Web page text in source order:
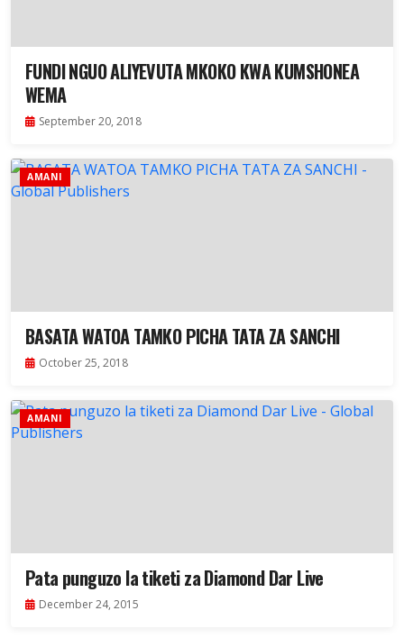
FUNDI NGUO ALIYEVUTA MKOKO KWA KUMSHONEA
WEMA
September 20, 2018
AMANI
BASATA WATOA TAMKO PICHA TATA ZA SANCHI
October 25, 2018
AMANI
Pata punguzo la tiketi za Diamond Dar Live
December 24, 2015